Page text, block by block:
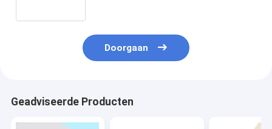
Doorgaan
Geadviseerde Producten